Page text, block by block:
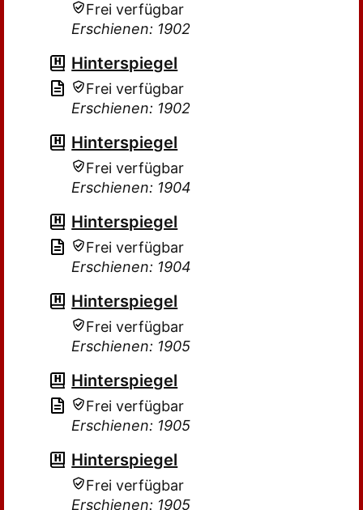
Frei verfügbar
Erschienen: 1902
Hinterspiegel
Frei verfügbar
Erschienen: 1902
Hinterspiegel
Frei verfügbar
Erschienen: 1904
Hinterspiegel
Frei verfügbar
Erschienen: 1904
Hinterspiegel
Frei verfügbar
Erschienen: 1905
Hinterspiegel
Frei verfügbar
Erschienen: 1905
Hinterspiegel
Frei verfügbar
Erschienen: 1905